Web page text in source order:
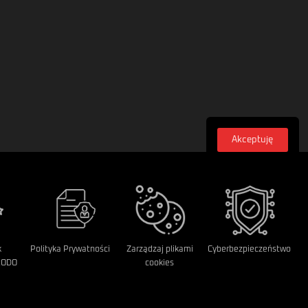
Zapisz się do naszego newsletera, aby być na
bieżąco z nowymi artykułami i wydarzeniami
Email
Zapisz
Akceptuję
Polityka Prywatności
Zarządzaj plikami
cookies
Cyberbezpieczeństwo